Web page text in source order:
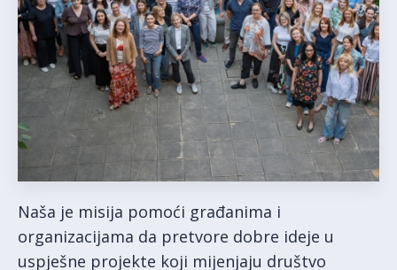
Naša je misija pomoći građanima i
organizacijama da pretvore dobre ideje u
uspješne projekte koji mijenjaju društvo